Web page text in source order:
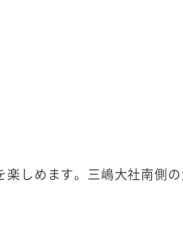
しめます。三嶋大社南側